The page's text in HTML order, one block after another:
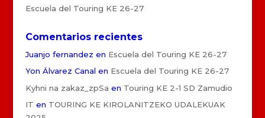
Escuela del Touring KE 26-27
Comentarios recientes
Juanjo fernandez en Escuela del Touring KE 26-27
Yon Álvarez Canal en Escuela del Touring KE 26-27
Kyhni na zakaz_zpSa en Touring KE 2-1 SD Zamudio
IT en TOURING KE KIROLANITZEKO UDALEKUAK